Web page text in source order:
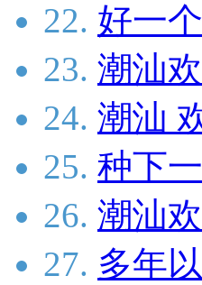
22. 好一
23. 潮汕
24. 潮汕
25. 种下
26. 潮汕
27. 多年